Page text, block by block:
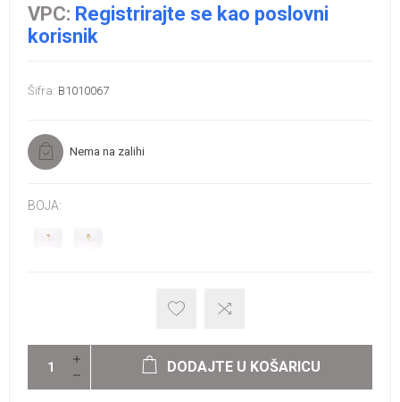
VPC: Registrirajte se kao poslovni
korisnik
Šifra: B1010067
Nema na zalihi
BOJA:
DODAJTE U KOŠARICU